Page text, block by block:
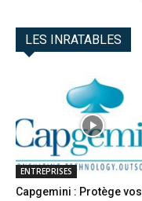
LES INRATABLES
ENTREPRISES
Capgemini : Protège vos